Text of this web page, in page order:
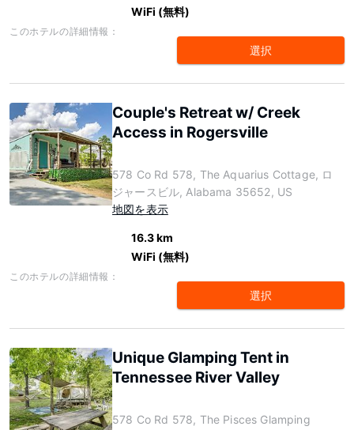
WiFi (無料)
このホテルの詳細情報：
選択
Couple's Retreat w/ Creek
Access in Rogersville
578 Co Rd 578, The Aquarius Cottage, ロ
ジャースビル, Alabama 35652, US
地図を表示
16.3 km
WiFi (無料)
このホテルの詳細情報：
選択
Unique Glamping Tent in
Tennessee River Valley
578 Co Rd 578, The Pisces Glamping